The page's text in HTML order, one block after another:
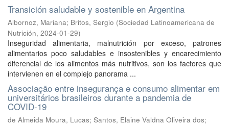
Transición saludable y sostenible en Argentina
Albornoz, Mariana; Britos, Sergio (Sociedad Latinoamericana de
Nutrición, 2024-01-29)
Inseguridad alimentaria, malnutrición por exceso, patrones
alimentarios poco saludables e insostenibles y encarecimiento
diferencial de los alimentos más nutritivos, son los factores que
intervienen en el complejo panorama ...
Associação entre insegurança e consumo alimentar em
universitários brasileiros durante a pandemia de
COVID-19
de Almeida Moura, Lucas; Santos, Elaine Valdna Oliveira dos;